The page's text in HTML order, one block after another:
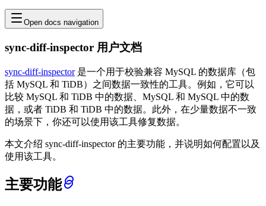
Open docs navigation
sync-diff-inspector 用户文档
sync-diff-inspector是一个用于校验兼容 MySQL 的数据库（包
括 MySQL 和 TiDB）之间数据一致性的工具。例如，它可以
比较 MySQL 和 TiDB 中的数据、MySQL 和 MySQL 中的数
据，或者 TiDB 和 TiDB 中的数据。此外，在少量数据不一致
的场景下，你还可以使用该工具修复数据。
本文介绍 sync-diff-inspector 的主要功能，并说明如何配置以及
使用该工具。
主要功能